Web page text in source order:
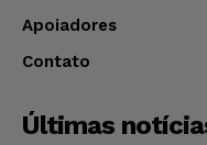
Apoiadores
Contato
Últimas